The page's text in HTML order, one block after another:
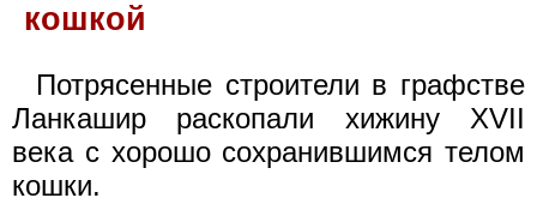
кошкой
Потрясенные строители в графстве
Ланкашир раскопали хижину XVII
века с хорошо сохранившимся телом
кошки.